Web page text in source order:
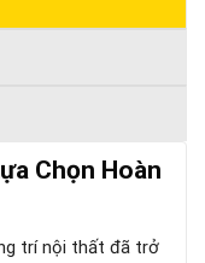
Chọn Hoàn
trí nội thất đã trở